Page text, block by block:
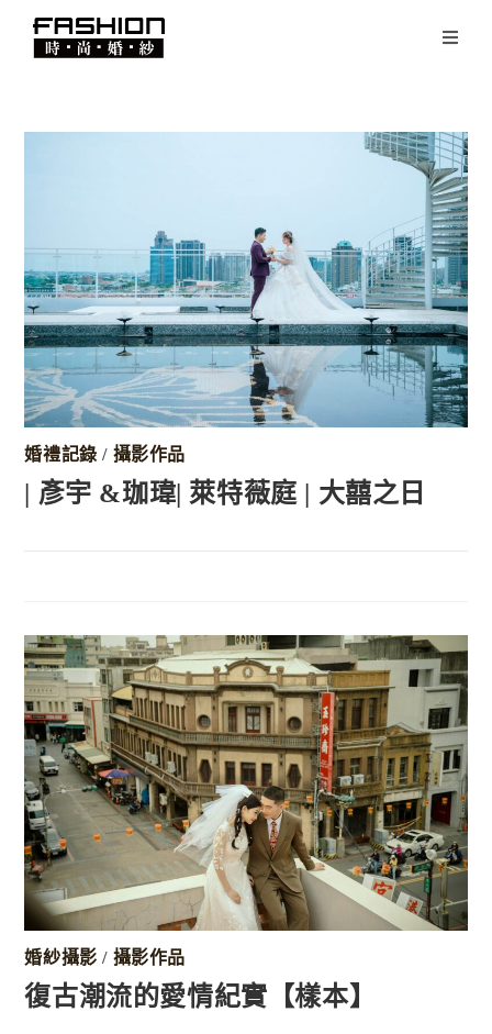
婚禮記錄 / 攝影作品
| 彥宇 &珈瑋| 萊特薇庭 | 大囍之日
婚紗攝影 / 攝影作品
復古潮流的愛情紀實【樣本】